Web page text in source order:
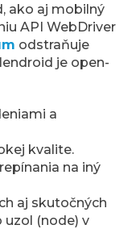
ako aj mobilný
API WebDriver
odstraňuje
je open-
a
kvalite.
na iný
aj skutočných
uzol (node) v